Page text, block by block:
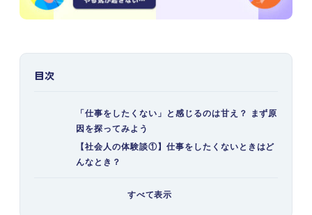
目次
すべて表示
「仕事をしたくない」と感じるのは甘え？ まず原
因を探ってみよう
【社会人の体験談①】仕事をしたくないときはど
んなとき？
とき、どうした？